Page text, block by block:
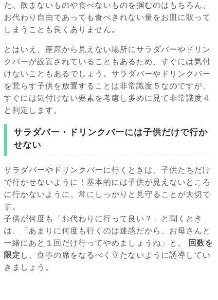
た、飲まないものや食べないものを掴むのはもちろん、
お代わり自由であっても食べきれない量をお皿に取って
しまうことも良くありません。
とはいえ、座席から見えない場所にサラダバーやドリン
クバーが設置されていることもあるため、すぐには気付
けないこともあるでしょう。サラダバーやドリンクバー
を荒らす子供を放置することは非常識度５なのですが、
すぐには気付けない要素を考慮し多めに見て非常識度４
と判定します。
サラダバー・ドリンクバーには子供だけで行か
せない
サラダバーやドリンクバーに行くときは、子供たちだけ
で行かせないように！基本的には子供が見えないところ
に行かないように、常にしっかりと見守ることが大切で
す。
子供が何度も「お代わりに行って良い？」と聞くとき
は、「あまりに何度も行くのは迷惑だから、お母さんと
一緒にあと１回だけ行ってやめましょうね」と、
回数を
限定 し、食事の席をなるべく立たないように誘導してい
きましょう。